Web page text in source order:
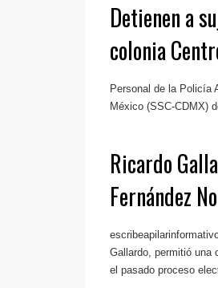
Detienen a
colonia
Personal de la Policía
México (SSC-CDMX)
Ricardo
Fernández
Gallardo, permitió una
el pasado proceso